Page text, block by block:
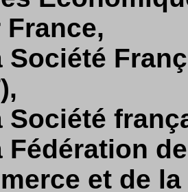
Société
Société
Fédération
et de